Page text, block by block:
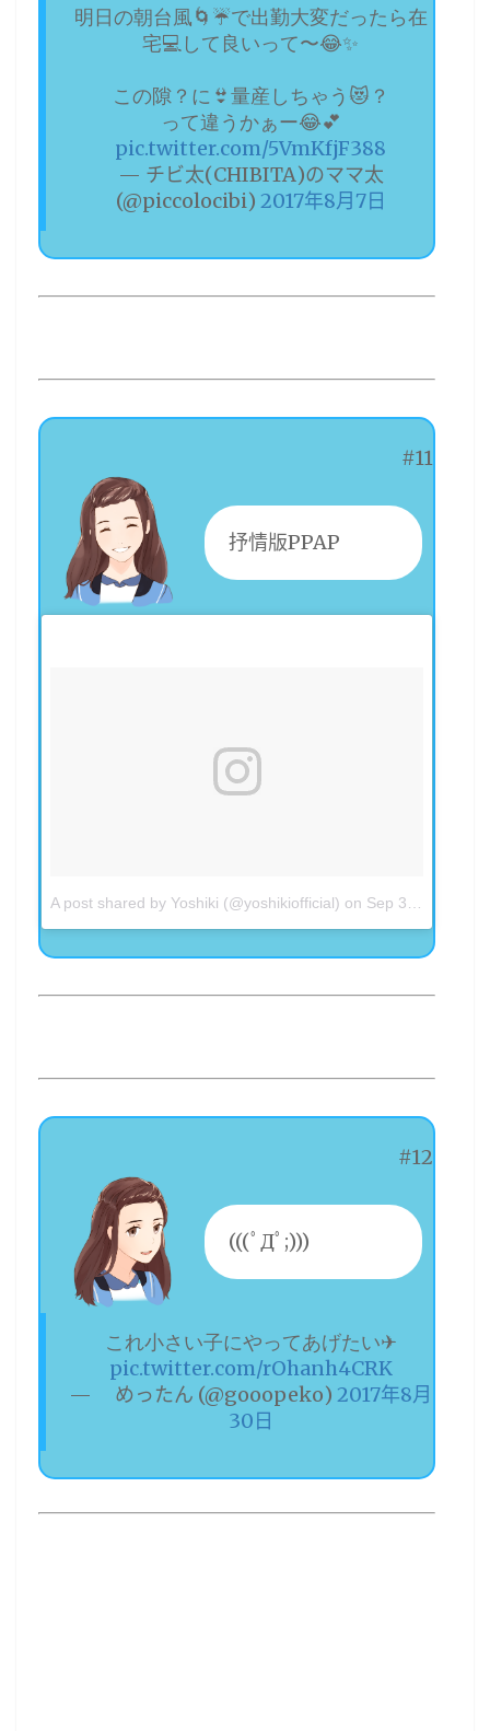
明日の朝台風🌀☔️で出勤大変だったら在
宅💻して良いって〜😂✨
この隙？に👙量産しちゃう😻？
って違うかぁー😂💕
pic.twitter.com/5VmKfjF388
— チビ太(CHIBITA)のママ太
(@piccolocibi) 2017年8月7日
#11
抒情版PPAP
A post shared by Yoshiki (@yoshikiofficial) on Sep 3, 2017 at 10:37pm PDT
#12
(((ﾟДﾟ;)))
これ小さい子にやってあげたい✈
pic.twitter.com/rOhanh4CRK
— ㅤめったん (@gooopeko) 2017年8月
30日